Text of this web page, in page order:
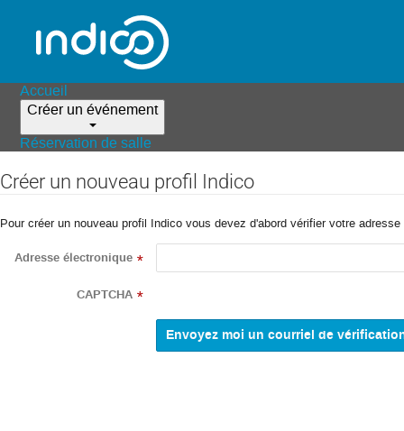
Accueil
Créer un événement
Réservation de salle
Créer un nouveau profil Indico
Pour créer un nouveau profil Indico vous devez d'abord vérifier votre
Adresse électronique *
CAPTCHA *